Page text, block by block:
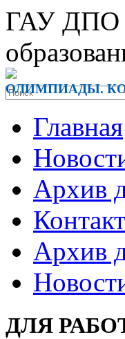
ГАУ ДПО
ОЛИМПИАДЫ.
Главная
Архив
Архив
ДЛЯ